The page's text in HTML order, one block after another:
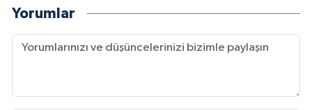
Yorumlar